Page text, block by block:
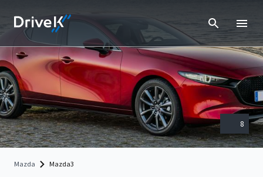
8
Mazda Mazda3